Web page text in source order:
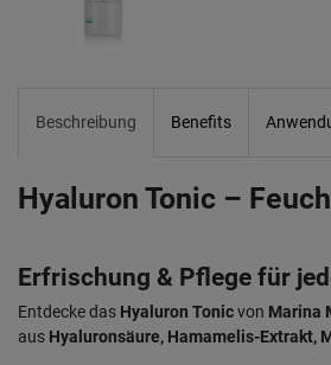
Beschreibung Benefits
Hyaluron Tonic –
Erfrischung & Pflege für
Entdecke das Hyaluron Tonicvon Marina
aus Hyaluronsäure, Hamamelis-Extrakt,